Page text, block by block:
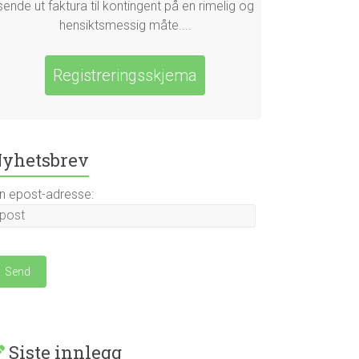
ut faktura til kontingent på en rimelig og
hensiktsmessig måte....
Registreringsskjema
epost-adresse:
Siste innlegg